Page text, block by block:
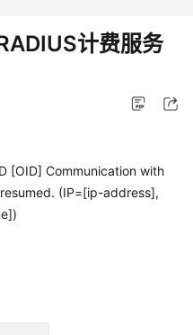
计费服务
[OID] Communication with
(IP=[ip-address],